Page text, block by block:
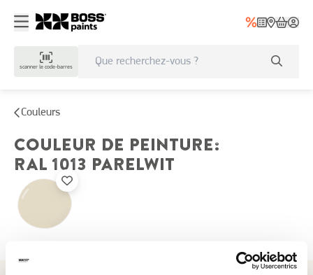
scanner le code-barres
Couleurs
COULEUR DE PEINTURE:
RAL 1013 PARELWIT